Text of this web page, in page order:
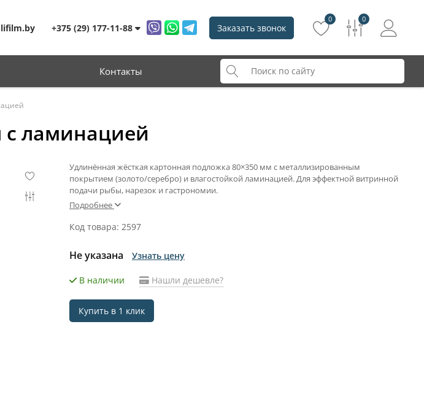
+375 (29) 177-11-88 Заказать звонок
0 0
Контакты
с ламинацией
Удлинённая жёсткая картонная подложка 80×350 мм с металлизированным
покрытием (золото/серебро) и влагостойкой ламинацией. Для эффектной витринной
подачи рыбы, нарезок и гастрономии.
Подробнее
Код товара: 2597
Не указана Узнать цену
В наличии Нашли дешевле?
Купить в 1 клик